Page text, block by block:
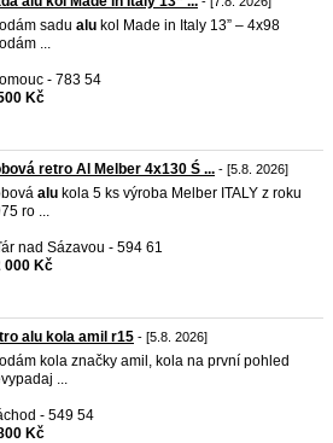
sadu alu kol Made in Italy 13” – 4x98
...
- 783 54
Kč
retro Al Melber 4x130 Ś ... - [5.8. 2026]
alu kola 5 ks výroba Melber ITALY z roku
ro ...
nad Sázavou - 594 61
000 Kč
alu kola amil r15 - [5.8. 2026]
kola značky amil, kola na první pohled
...
- 549 54
Kč